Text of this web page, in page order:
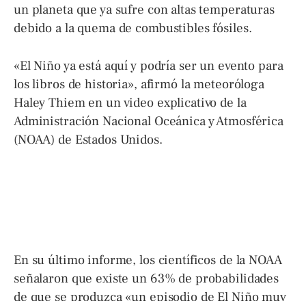
un planeta que ya sufre con altas temperaturas
debido a la quema de combustibles fósiles.
«El Niño ya está aquí y podría ser un evento para
los libros de historia», afirmó la meteoróloga
Haley Thiem en un video explicativo de la
Administración Nacional Oceánica y Atmosférica
(NOAA) de Estados Unidos.
En su último informe, los científicos de la NOAA
señalaron que existe un 63% de probabilidades
de que se produzca «un episodio de El Niño muy